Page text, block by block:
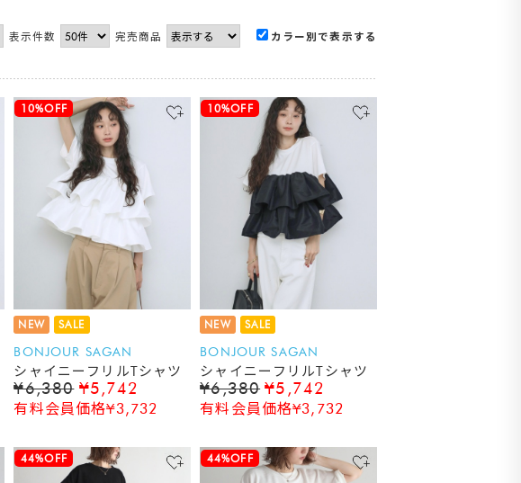
表示件数 完売商品 カラー別で表示する
10%OFF
NEW SALE
BONJOUR SAGAN
シャイニーフリルTシャツ
¥6,380 ¥5,742
有料会員価格¥3,732
10%OFF
NEW SALE
BONJOUR SAGAN
シャイニーフリルTシャツ
¥6,380 ¥5,742
有料会員価格¥3,732
44%OFF 44%OFF